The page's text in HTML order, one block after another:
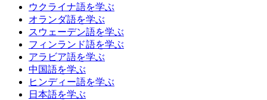
ウクライナ語を学ぶ
オランダ語を学ぶ
スウェーデン語を学ぶ
フィンランド語を学ぶ
アラビア語を学ぶ
中国語を学ぶ
ヒンディー語を学ぶ
日本語を学ぶ